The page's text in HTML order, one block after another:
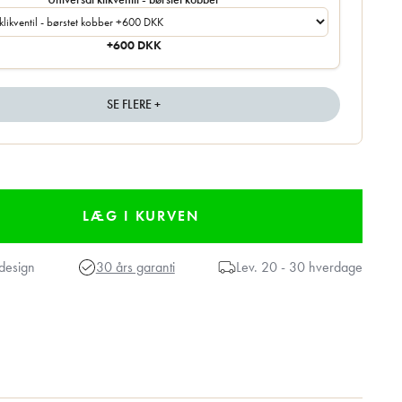
+600 DKK
SE FLERE +
30 års garanti Lev. 20 - 30 hverdage